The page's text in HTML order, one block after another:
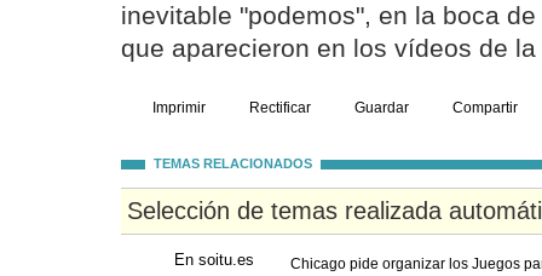
inevitable "podemos", en la boca
que aparecieron en los vídeos de
Imprimir Rectificar Guardar Compartir
TEMAS RELACIONADOS
Selección de temas realizada
En soitu.es
Chicago pide organizar los Juegos